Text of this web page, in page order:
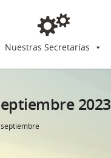
Nuestras Secretarías
2023
septiembre